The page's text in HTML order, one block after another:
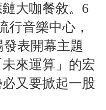
大咖餐敘。 6
行音樂中心，
表開幕主題
來運算」的宏
又要掀起一股